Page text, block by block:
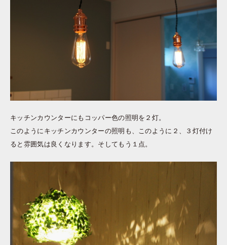
キッチンカウンターにもコッパー色の照明を２灯。
このようにキッチンカウンターの照明も、このように２、３灯付け
ると雰囲気は良くなります。そしてもう１点。